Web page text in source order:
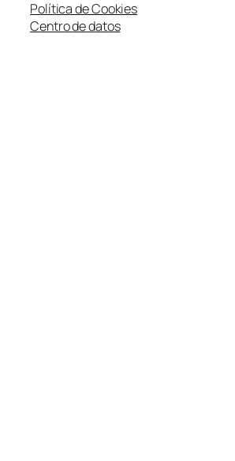
Política de Cookies
Centro de datos